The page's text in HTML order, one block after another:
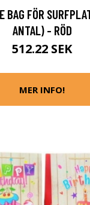
BAG FÖR
ANTAL) - RÖD
512.22 SEK
MER INFO!